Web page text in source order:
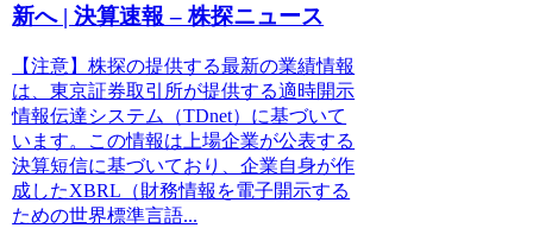
新へ | 決算速報 – 株探ニュース
【注意】株探の提供する最新の業績情報
は、東京証券取引所が提供する適時開示
情報伝達システム（TDnet）に基づいて
います。この情報は上場企業が公表する
決算短信に基づいており、企業自身が作
成したXBRL（財務情報を電子開示する
ための世界標準言語...